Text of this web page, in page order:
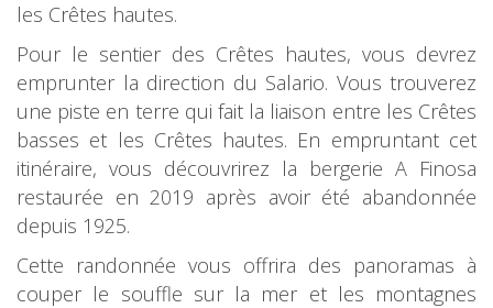
les Crêtes hautes.
Pour le sentier des Crêtes hautes, vous devrez
emprunter la direction du Salario. Vous trouverez
une piste en terre qui fait la liaison entre les Crêtes
basses et les Crêtes hautes. En empruntant cet
itinéraire, vous découvrirez la bergerie A Finosa
restaurée en 2019 après avoir été abandonnée
depuis 1925.
Cette randonnée vous offrira des panoramas à
couper le souffle sur la mer et les montagnes